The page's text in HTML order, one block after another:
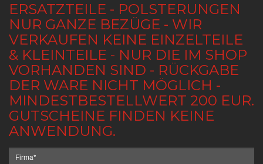
ERSATZTEILE - POLSTERUNGEN
NUR GANZE BEZÜGE - WIR
VERKAUFEN KEINE EINZELTEILE
& KLEINTEILE - NUR DIE IM SHOP
VORHANDEN SIND - RÜCKGABE
DER WARE NICHT MÖGLICH -
MINDESTBESTELLWERT 200 EUR.
GUTSCHEINE FINDEN KEINE
ANWENDUNG.